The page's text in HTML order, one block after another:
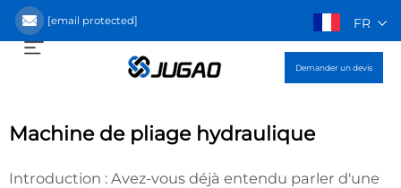
[email protected] FR
Demander un devis
Machine de pliage hydraulique
Introduction : Avez-vous déjà entendu parler d'une